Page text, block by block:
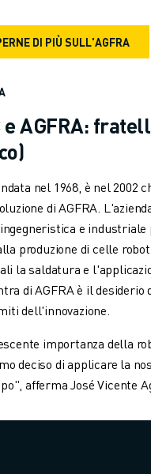
DI PIÙ SULL'AGFRA
e AGFRA:
nel 1968, è nel 2002
di AGFRA.
e industriale
produzione di celle
la saldatura e
di AGFRA è il desiderio
dell'innovazione.
importanza della
deciso di applicare la
afferma José Vicente